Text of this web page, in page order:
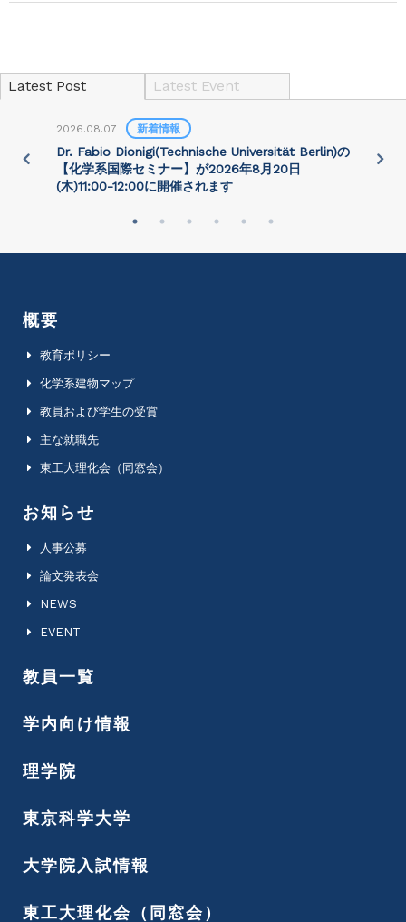
Latest Post Latest Event
2026.08.07 新着情報
Dr. Fabio Dionigi(Technische Universität Berlin)の
【化学系国際セミナー】が2026年8⽉20⽇
(⽊)11:00-12:00に開催されます
概要
教育ポリシー
化学系建物マップ
教員および学生の受賞
主な就職先
東工大理化会（同窓会）
お知らせ
人事公募
論文発表会
NEWS
EVENT
教員一覧
学内向け情報
理学院
東京科学大学
大学院入試情報
東工大理化会（同窓会）